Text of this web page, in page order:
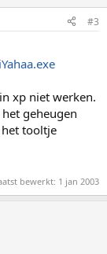
#3
xp niet werken.
geheugen
tooltje
bewerkt: 1 jan 2003